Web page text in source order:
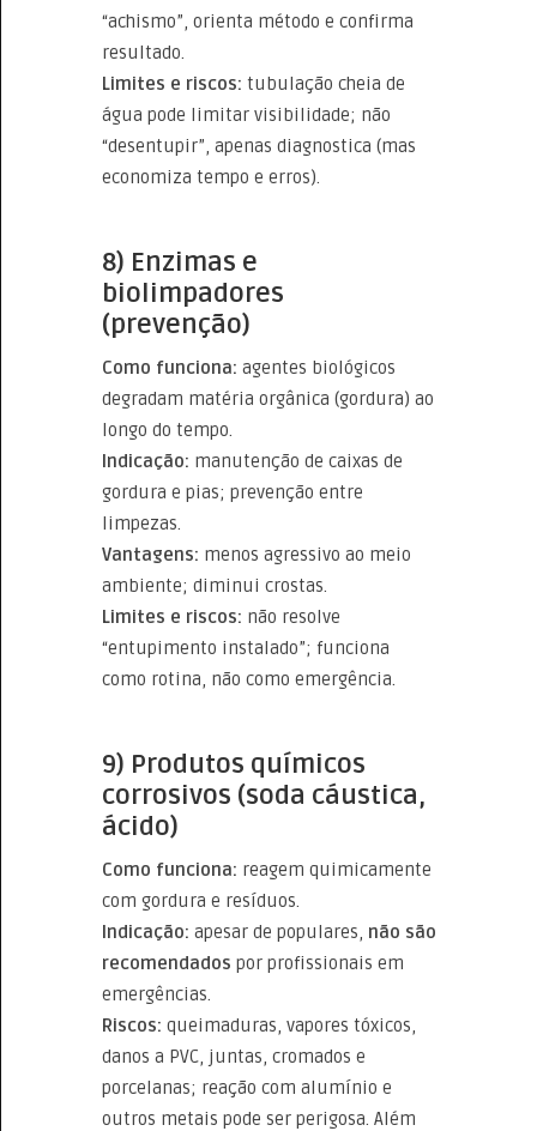
“achismo”, orienta método e confirma
resultado.
Limites e riscos: tubulação cheia de
água pode limitar visibilidade; não
“desentupir”, apenas diagnostica (mas
economiza tempo e erros).
8) Enzimas e
biolimpadores
(prevenção)
Como funciona: agentes biológicos
degradam matéria orgânica (gordura) ao
longo do tempo.
Indicação: manutenção de caixas de
gordura e pias; prevenção entre
limpezas.
Vantagens: menos agressivo ao meio
ambiente; diminui crostas.
Limites e riscos: não resolve
“entupimento instalado”; funciona
como rotina, não como emergência.
9) Produtos químicos
corrosivos (soda cáustica,
ácido)
Como funciona: reagem quimicamente
com gordura e resíduos.
Indicação: apesar de populares, não são
recomendados por profissionais em
emergências.
Riscos: queimaduras, vapores tóxicos,
danos a PVC, juntas, cromados e
porcelanas; reação com alumínio e
outros metais pode ser perigosa. Além